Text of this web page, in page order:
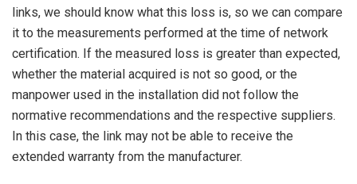
links, we should know what this loss is, so we can compare
it to the measurements performed at the time of network
certification. If the measured loss is greater than expected,
whether the material acquired is not so good, or the
manpower used in the installation did not follow the
normative recommendations and the respective suppliers.
In this case, the link may not be able to receive the
extended warranty from the manufacturer.